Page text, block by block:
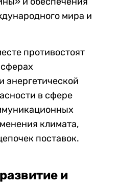
мира и
противостоят
энергетической
в сфере
климата,
поставок.
и